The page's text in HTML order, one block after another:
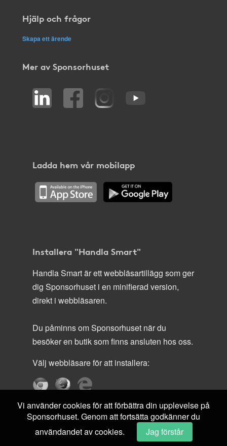
Hjälp och frågor
Skapa ett ärende
Mer av Sponsorhuset
Ladda hem vår mobilapp
Installera "Handla Smart"
Handla Smart är ett webbläsartillägg som ger
dig Sponsorhuset i en minifierad version,
direkt i webbläsaren.
Du påminns om Sponsorhuset när du
besöker en butik som finns ansluten hos oss.
Välj webbläsare för att installera:
Vi använder cookies för att förbättra din upplevelse på
Sponsorhuset. Genom att fortsätta godkänner du
användandet av cookies.
Jag förstår